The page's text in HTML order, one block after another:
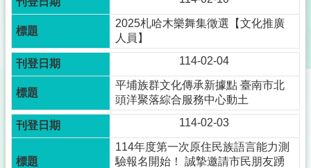
2025札哈木樂舞集徵選【文化推廣
人員】
114-02-04
平埔族群文化傳承新據點 臺南市北
頭洋聚落綜合服務中心動土
114-02-03
114年度第一次原住民族語言能力測
驗報名開始！ 誠摯邀請市民朋友踴